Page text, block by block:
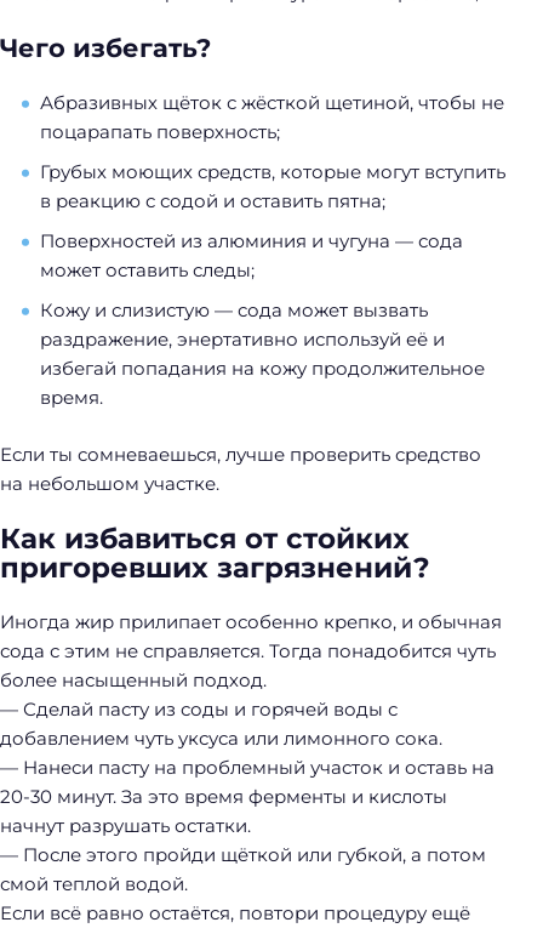
Чего избегать?
Абразивных щёток с жёсткой щетиной, чтобы не
поцарапать поверхность;
Грубых моющих средств, которые могут вступить
в реакцию с содой и оставить пятна;
Поверхностей из алюминия и чугуна — сода
может оставить следы;
Кожу и слизистую — сода может вызвать
раздражение, энертативно используй её и
избегай попадания на кожу продолжительное
время.
Если ты сомневаешься, лучше проверить средство
на небольшом участке.
Как избавиться от стойких
пригоревших загрязнений?
Иногда жир прилипает особенно крепко, и обычная
сода с этим не справляется. Тогда понадобится чуть
более насыщенный подход.
— Сделай пасту из соды и горячей воды с
добавлением чуть уксуса или лимонного сока.
— Нанеси пасту на проблемный участок и оставь на
20-30 минут. За это время ферменты и кислоты
начнут разрушать остатки.
— После этого пройди щёткой или губкой, а потом
смой теплой водой.
Если всё равно остаётся, повтори процедуру ещё